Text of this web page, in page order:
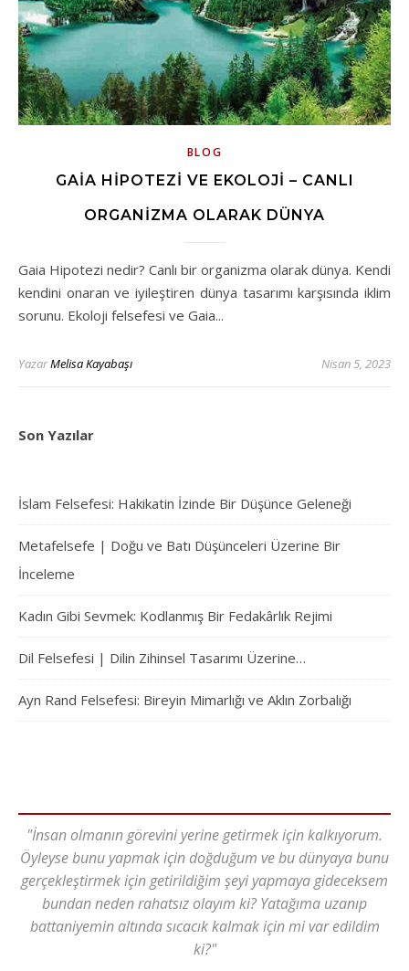
BLOG
GAIA HIPOTEZI VE EKOLOJI – CANLI
ORGANIZMA OLARAK DÜNYA
Gaia Hipotezi nedir? Canlı bir organizma olarak dünya. Kendi
kendini onaran ve iyileştiren dünya tasarımı karşısında iklim
sorunu. Ekoloji felsefesi ve Gaia...
YazarMelisa Kayabaşı Nisan 5, 2023
Son Yazılar
İslam Felsefesi: Hakikatin İzinde Bir Düşünce Geleneği
Metafelsefe | Doğu ve Batı Düşünceleri Üzerine Bir
İnceleme
Kadın Gibi Sevmek: Kodlanmış Bir Fedakârlık Rejimi
Dil Felsefesi | Dilin Zihinsel Tasarımı Üzerine…
Ayn Rand Felsefesi: Bireyin Mimarlığı ve Aklın Zorbalığı
"İnsan olmanın görevini yerine getirmek için kalkıyorum.
Öyleyse bunu yapmak için doğduğum ve bu dünyaya bunu
gerçekleştirmek için getirildiğim şeyi yapmaya gideceksem
bundan neden rahatsız olayım ki? Yatağıma uzanıp
battaniyemin altında sıcacık kalmak için mi var edildim
ki?"